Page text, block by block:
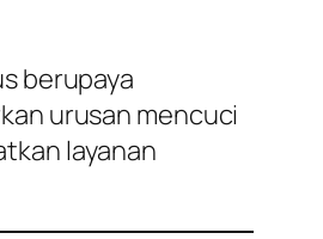
berupaya
urusan mencuci
layanan